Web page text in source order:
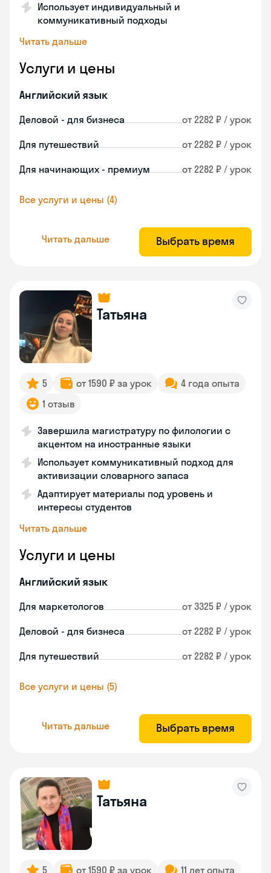
Использует индивидуальный и
коммуникативный подходы
Читать дальше
Услуги и цены
Английский язык
Деловой - для бизнеса от 2282 ₽ / урок
Для путешествий от 2282 ₽ / урок
Для начинающих - премиум от 2282 ₽ / урок
Все услуги и цены (4)
Читать дальше Выбрать время
Татьяна
5 от 1590 ₽ за урок
4 года опыта
1 отзыв
Завершила магистратуру по филологии с
акцентом на иностранные языки
Использует коммуникативный подход для
активизации словарного запаса
Адаптирует материалы под уровень и
интересы студентов
Читать дальше
Услуги и цены
Английский язык
Для маркетологов от 3325 ₽ / урок
Деловой - для бизнеса от 2282 ₽ / урок
Для путешествий от 2282 ₽ / урок
Все услуги и цены (5)
Читать дальше Выбрать время
Татьяна
5 от 1590 ₽ за урок 11 лет опыта